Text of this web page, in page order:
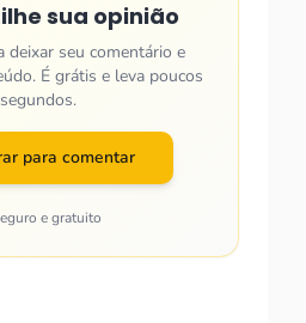
sua opinião
deixar seu comentário e
É grátis e leva poucos
segundos.
para comentar
e gratuito